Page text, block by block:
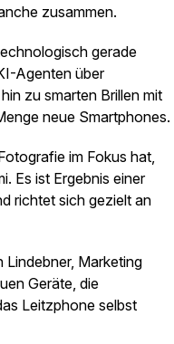
zusammen.
gerade
Agenten über
zu smarten Brillen mit
neue Smartphones.
im Fokus hat,
Es ist Ergebnis einer
richtet sich gezielt an
Lindebner, Marketing
Geräte, die
Leitzphone selbst